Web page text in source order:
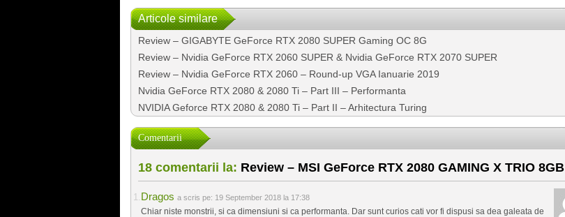
Articole similare
Review – GIGABYTE GeForce RTX 2080 SUPER Gaming OC 8G
Review – Nvidia GeForce RTX 2060 SUPER & Nvidia GeForce RTX 2070 SUPER
Review – Nvidia GeForce RTX 2060 – Round-up VGA Ianuarie 2019
Nvidia GeForce RTX 2080 & 2080 Ti – Part III – Performanta
NVIDIA Geforce RTX 2080 & 2080 Ti – Part II – Arhitectura Turing
Comentarii
18 comentarii la: Review – MSI GeForce RTX 2080 GAMING X TRIO 8GB
Dragos a scris pe: 19 September 2018 la 17:38
Chiar niste monstrii, si ca dimensiuni si ca performanta. Dar sunt curios cati vor fi dispusi sa dea galeata de